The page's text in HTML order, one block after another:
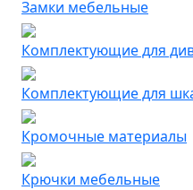
Замки мебельные
Комплектующие для
Комплектующие для
Кромочные материалы
Крючки мебельные